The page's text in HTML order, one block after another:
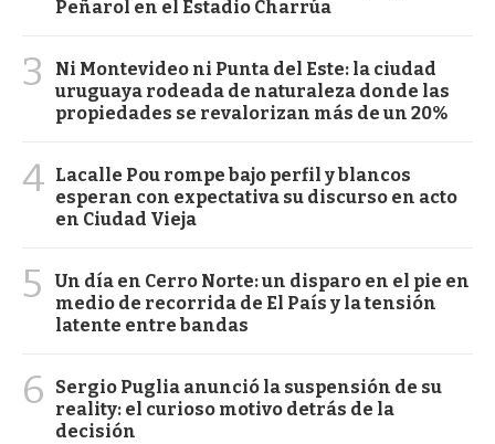
Peñarol en el Estadio Charrúa
3
Ni Montevideo ni Punta del Este: la ciudad
uruguaya rodeada de naturaleza donde las
propiedades se revalorizan más de un 20%
4 Lacalle Pou rompe bajo perfil y blancos
esperan con expectativa su discurso en acto
en Ciudad Vieja
5
Un día en Cerro Norte: un disparo en el pie en
medio de recorrida de El País y la tensión
latente entre bandas
6
Sergio Puglia anunció la suspensión de su
reality: el curioso motivo detrás de la
decisión